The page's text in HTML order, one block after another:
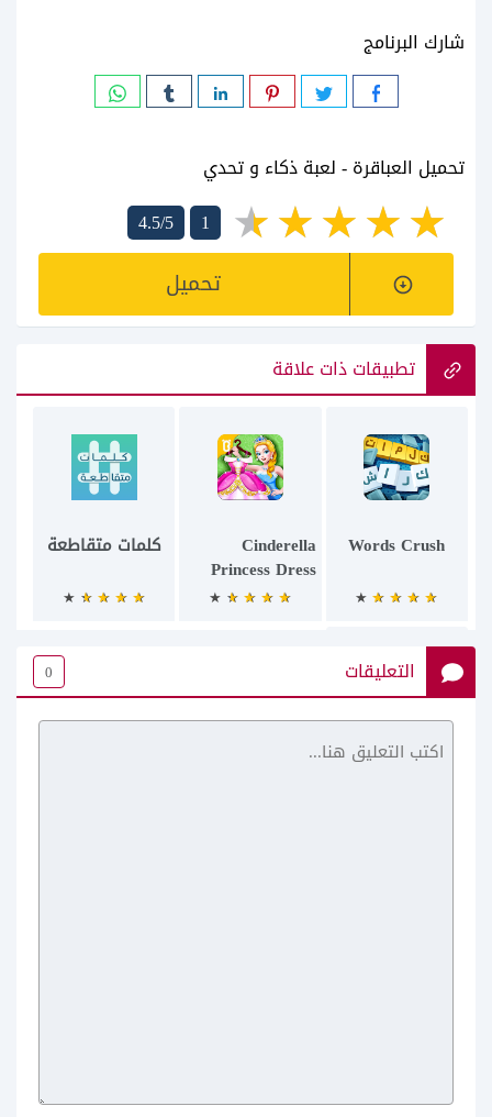
شارك البرنامج
تحميل العباقرة - لعبة ذكاء و تحدي
4.5/5
1
تحميل
تطبيقات ذات علاقة
Words Crush
Cinderella
Princess Dress
كلمات متقاطعة
Tic Tac Toe
التعليقات 0